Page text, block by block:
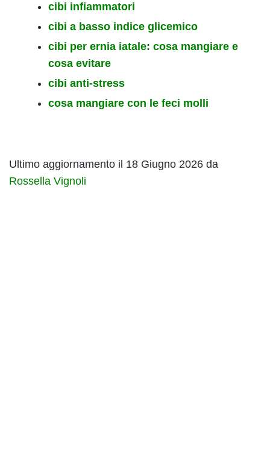
cibi infiammatori
cibi a basso indice glicemico
cibi per ernia iatale: cosa mangiare e
cosa evitare
cibi anti-stress
cosa mangiare con le feci molli
Ultimo aggiornamento il 18 Giugno 2026 da
Rossella Vignoli